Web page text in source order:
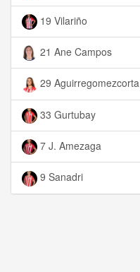
19 Vilariño
21 Ane Campos
29 Aguirregomezcorta
33 Gurtubay
7 J. Amezaga
9 Sanadri